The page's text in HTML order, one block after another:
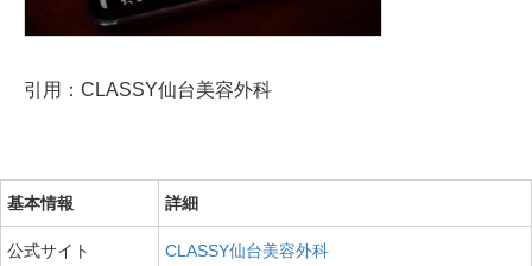
引用：CLASSY仙台美容外科
基本情報 詳細
公式サイト CLASSY仙台美容外科